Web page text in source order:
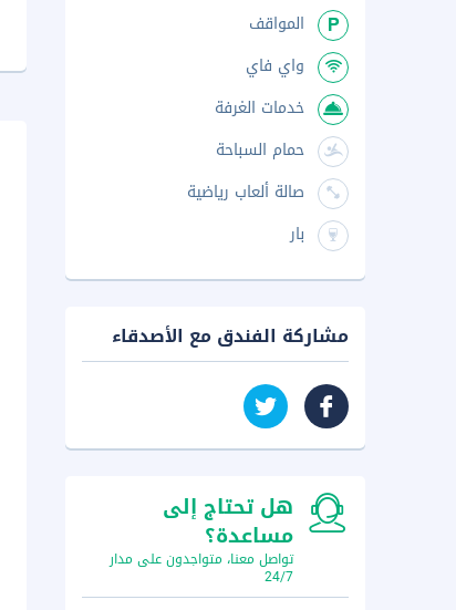
المواقف
واي فاي
خدمات الغرفة
حمام السباحة
صالة ألعاب رياضية
بار
مشاركة الفندق مع الأصدقاء
هل تحتاج إلى
مساعدة؟
تواصل معنا، متواجدون على مدار
24/7